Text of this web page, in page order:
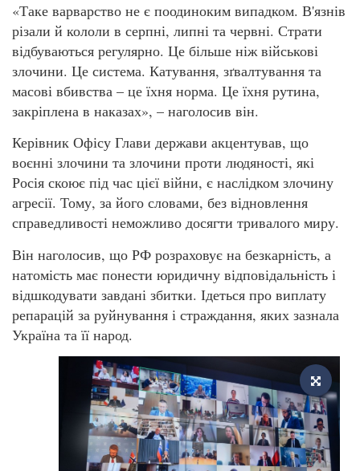
«Таке варварство не є поодиноким випадком. В'язнів
різали й кололи в серпні, липні та червні. Страти
відбуваються регулярно. Це більше ніж військові
злочини. Це система. Катування, зґвалтування та
масові вбивства – це їхня норма. Це їхня рутина,
закріплена в наказах», – наголосив він.
Керівник Офісу Глави держави акцентував, що
воєнні злочини та злочини проти людяності, які
Росія скоює під час цієї війни, є наслідком злочину
агресії. Тому, за його словами, без відновлення
справедливості неможливо досягти тривалого миру.
Він наголосив, що РФ розраховує на безкарність, а
натомість має понести юридичну відповідальність і
відшкодувати завдані збитки. Ідеться про виплату
репарацій за руйнування і страждання, яких зазнала
Україна та її народ.